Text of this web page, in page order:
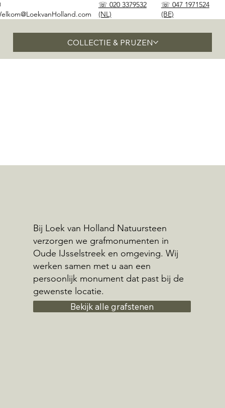
COLLECTIE & PRIJZEN
☏ 020 3379532
(NL)
☏ 047 1971524
(BE)
Bij Loek van Holland Natuursteen
verzorgen we grafmonumenten in
Oude IJsselstreek en omgeving. Wij
werken samen met u aan een
persoonlijk monument dat past bij de
gewenste locatie.
Bekijk alle grafstenen